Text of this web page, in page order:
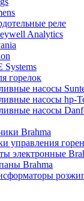
реле
Analytics
Systems
горелок
насосы
насосы hp-
насосы
Brahma
управления
электронные
Brahma